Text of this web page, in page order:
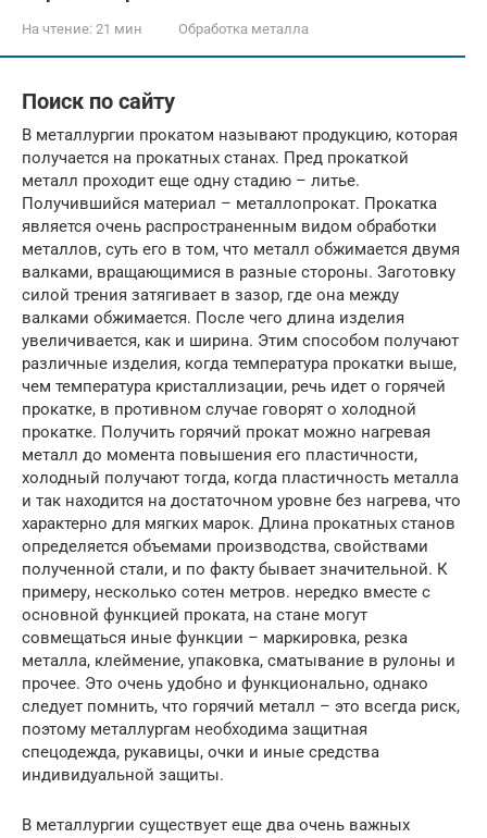
На чтение: 21 мин Обработка металла
Поиск по сайту
В металлургии прокатом называют продукцию, которая
получается на прокатных станах. Пред прокаткой
металл проходит еще одну стадию – литье.
Получившийся материал – металлопрокат. Прокатка
является очень распространенным видом обработки
металлов, суть его в том, что металл обжимается двумя
валками, вращающимися в разные стороны. Заготовку
силой трения затягивает в зазор, где она между
валками обжимается. После чего длина изделия
увеличивается, как и ширина. Этим способом получают
различные изделия, когда температура прокатки выше,
чем температура кристаллизации, речь идет о горячей
прокатке, в противном случае говорят о холодной
прокатке. Получить горячий прокат можно нагревая
металл до момента повышения его пластичности,
холодный получают тогда, когда пластичность металла
и так находится на достаточном уровне без нагрева, что
характерно для мягких марок. Длина прокатных станов
определяется объемами производства, свойствами
полученной стали, и по факту бывает значительной. К
примеру, несколько сотен метров. нередко вместе с
основной функцией проката, на стане могут
совмещаться иные функции – маркировка, резка
металла, клеймение, упаковка, сматывание в рулоны и
прочее. Это очень удобно и функционально, однако
следует помнить, что горячий металл – это всегда риск,
поэтому металлургам необходима защитная
спецодежда, рукавицы, очки и иные средства
индивидуальной защиты.
В металлургии существует еще два очень важных